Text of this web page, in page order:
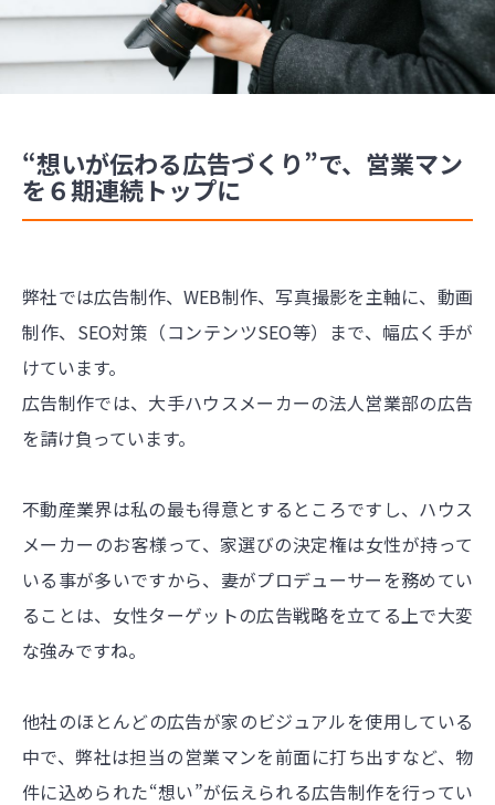
“想いが伝わる広告づくり”で、営業マン
を６期連続トップに
弊社では広告制作、WEB制作、写真撮影を主軸に、動画
制作、SEO対策（コンテンツSEO等）まで、幅広く手が
けています。
広告制作では、大手ハウスメーカーの法人営業部の広告
を請け負っています。
不動産業界は私の最も得意とするところですし、ハウス
メーカーのお客様って、家選びの決定権は女性が持って
いる事が多いですから、妻がプロデューサーを務めてい
ることは、女性ターゲットの広告戦略を立てる上で大変
な強みですね。
他社のほとんどの広告が家のビジュアルを使用している
中で、弊社は担当の営業マンを前面に打ち出すなど、物
件に込められた“想い”が伝えられる広告制作を行ってい